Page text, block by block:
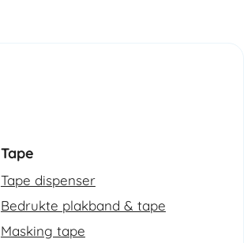
Tape
Tape dispenser
Bedrukte plakband & tape
Masking tape